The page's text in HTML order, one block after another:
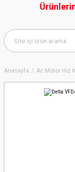
Anasayfa Ac Motor Hız